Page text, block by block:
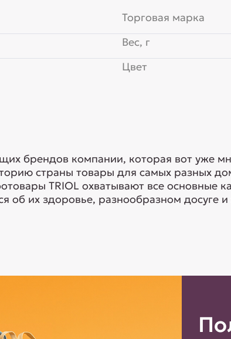
Торговая марка
Вес, г
Цвет
брендов компании, которая вот уже
страны товары для самых разных
TRIOL охватывают все основные
об их здоровье, разнообразном досуге